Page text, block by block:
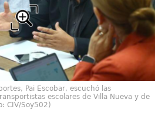
Pai Escobar, escuchó las
escolares de Villa Nueva y de
CIV/Soy502)